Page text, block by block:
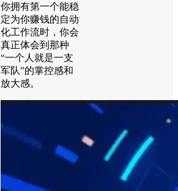
你拥有第一个能稳
定为你赚钱的自动
化工作流时，你会
真正体会到那种
“一个人就是一支
军队”的掌控感和
放大感。